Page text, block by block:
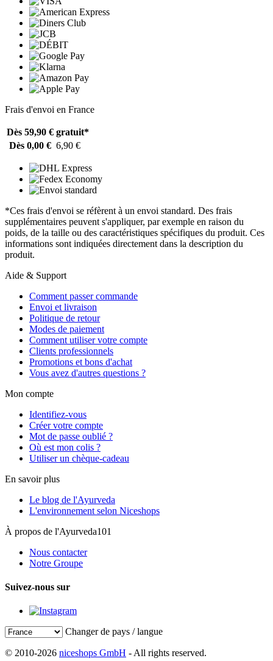
Frais d'envoi en France
Dès 59,90 € gratuit*
Dès 0,00 € 6,90 €
*Ces frais d'envoi se réfèrent à un envoi standard. Des frais
supplémentaires peuvent s'appliquer, par exemple en raison du
poids, de la taille ou des caractéristiques spécifiques du produit. Ces
informations sont indiquées directement dans la description du
produit.
Aide & Support
Comment passer commande
Envoi et livraison
Politique de retour
Modes de paiement
Comment utiliser votre compte
Clients professionnels
Promotions et bons d'achat
Vous avez d'autres questions ?
Mon compte
Identifiez-vous
Créer votre compte
Mot de passe oublié ?
Où est mon colis ?
Utiliser un chèque-cadeau
En savoir plus
Le blog de l'Ayurveda
L'environnement selon Niceshops
À propos de l'Ayurveda101
Nous contacter
Notre Groupe
Suivez-nous sur
Changer de pays / langue
© 2010-2026 niceshops GmbH - All rights reserved.